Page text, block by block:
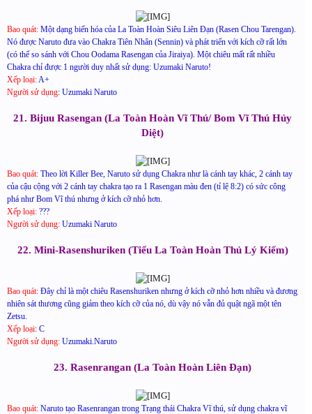
Bao quát: Một dạng biến hóa của La Toàn Hoàn Siêu Liên Đạn (Rasen Chou Tarengan).
Nó được Naruto đưa vào Chakra Tiên Nhân (Sennin) và phát triển với kích cỡ rất lớn
(có thể so sánh với Chou Oodama Rasengan của Jiraiya). Một chiêu mất rất nhiều
Chakra chỉ được 1 người duy nhất sử dụng: Uzumaki Naruto!
Xếp loại: A+
Người sử dụng: Uzumaki Naruto
21. Bijuu Rasengan (La Toàn Hoàn Vĩ Thú/ Bom Vĩ Thú Hủy
Diệt)
Bao quát: Theo lời Killer Bee, Naruto sử dụng Chakra như là cánh tay khác, 2 cánh tay
của cậu cộng với 2 cánh tay chakra tạo ra 1 Rasengan màu đen (tỉ lệ 8:2) có sức công
phá như Bom Vĩ thú nhưng ở kích cỡ nhỏ hơn.
Xếp loại: ???
Người sử dụng: Uzumaki Naruto
22. Mini-Rasenshuriken (Tiểu La Toàn Hoàn Thủ Lý Kiếm)
Bao quát: Đây chỉ là một chiêu Rasenshuriken nhưng ở kích cỡ nhỏ hơn nhiều và đương
nhiên sát thương cũng giảm theo kích cỡ của nó, dù vậy nó vẫn đủ quật ngã một tên
Zetsu.
Xếp loại: C
Người sử dụng: Uzumaki.Naruto
23. Rasenrangan (La Toàn Hoàn Liên Đạn)
Bao quát: Naruto tạo Rasenrangan trong Trạng thái Chakra Vĩ thú, sử dụng chakra vĩ